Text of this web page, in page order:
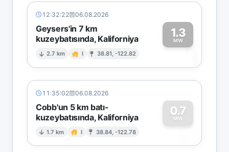
12:32:22 06.08.2026
Geysers'in 7 km
kuzeybatısında, Kaliforniya
2.7 km I 38.81, -122.82
1.3
MW1
11:35:02 06.08.2026
Cobb'un 5 km batı-
kuzeybatısında, Kaliforniya
1.7 km I 38.84, -122.78
0.7
MW
0